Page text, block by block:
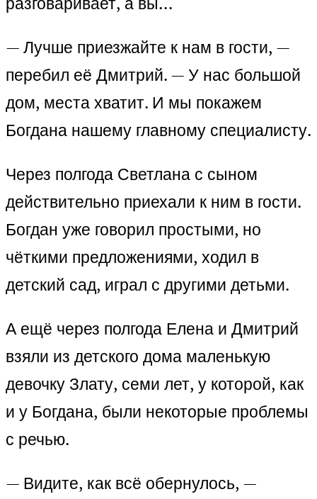
— Лучше приезжайте к нам в гости, —
перебил её Дмитрий. — У нас большой
дом, места хватит. И мы покажем
Богдана нашему главному специалисту.
Через полгода Светлана с сыном
действительно приехали к ним в гости.
Богдан уже говорил простыми, но
чёткими предложениями, ходил в
детский сад, играл с другими детьми.
А ещё через полгода Елена и Дмитрий
взяли из детского дома маленькую
девочку Злату, семи лет, у которой, как
и у Богдана, были некоторые проблемы
с речью.
— Видите, как всё обернулось, —